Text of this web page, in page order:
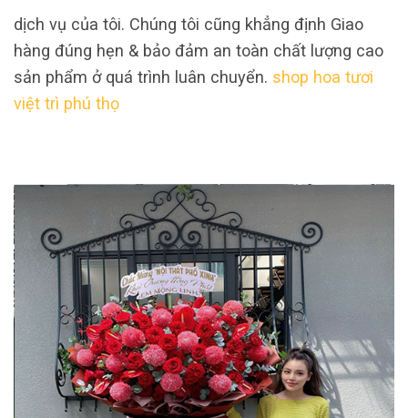
dịch vụ của tôi. Chúng tôi cũng khẳng định Giao
hàng đúng hẹn & bảo đảm an toàn chất lượng cao
sản phẩm ở quá trình luân chuyển. shop hoa tươi
việt trì phú thọ